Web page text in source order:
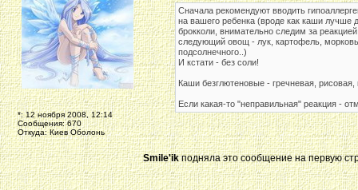
*: 12 ноября 2008, 12:14
Сообщения: 670
Откуда: Киев Оболонь
Сначала рекомендуют вводить
на вашего ребенка (вроде как каши лучше
брокколи, внимательно следим за
следующий овощ - лук, картофель,
подсолнечного..)
И кстати - без соли!
Каши безглютеновые - гречневая,
Если какая-то "неправильная" реакция -
Smile'ikподняла это сообщение на первую